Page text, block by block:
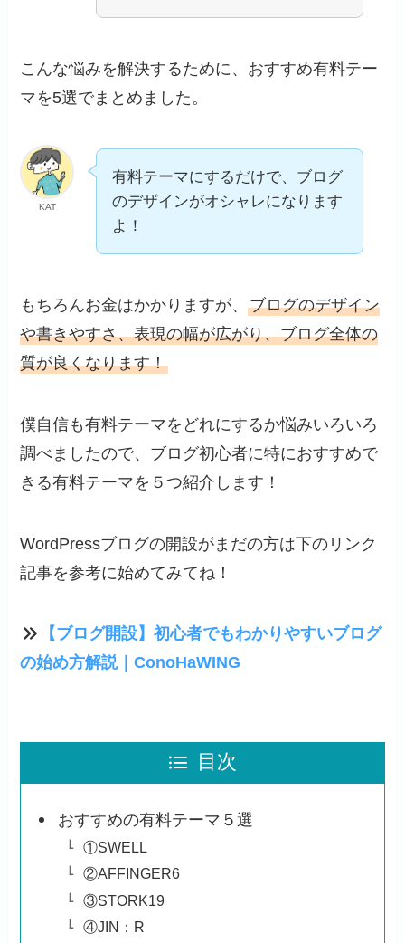
こんな悩みを解決するために、おすすめ有料テー
マを5選でまとめました。
KAT
有料テーマにするだけで、ブログ
のデザインがオシャレになります
よ！
もちろんお金はかかりますが、ブログのデザイン
や書きやすさ、表現の幅が広がり、ブログ全体の
質が良くなります！
僕自信も有料テーマをどれにするか悩みいろいろ
調べましたので、ブログ初心者に特におすすめで
きる有料テーマを５つ紹介します！
WordPressブログの開設がまだの方は下のリンク
記事を参考に始めてみてね！
【ブログ開設】初心者でもわかりやすいブログ
の始め方解説｜ConoHaWING
目次
おすすめの有料テーマ５選
①SWELL
②AFFINGER6
③STORK19
④JIN：R